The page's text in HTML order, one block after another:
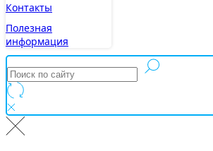
Контакты
Полезная
информация